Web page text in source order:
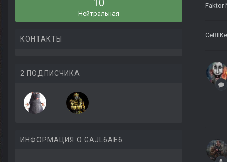
10
Нейтральная
КОНТАКТЫ
2 ПОДПИСЧИКА
ИНФОРМАЦИЯ О GAJL6AE6
Faktor
CeRIIKe